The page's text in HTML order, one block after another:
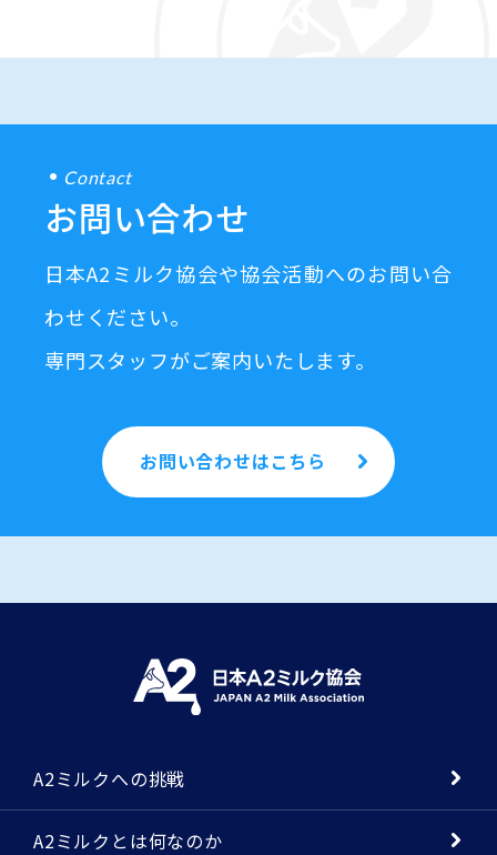
Contact
お問い合わせ
日本A2ミルク協会や協会活動へのお問い合
わせください。
専門スタッフがご案内いたします。
お問い合わせはこちら
A2ミルクへの挑戦
A2ミルクとは何なのか